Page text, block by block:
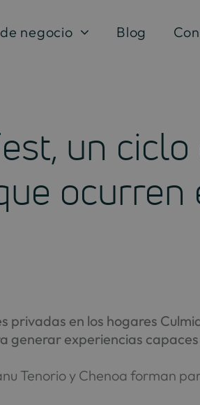
negocio Blog
un ciclo
ocurren
privadas en los hogares
generar experiencias
Tenorio y Chenoa forman